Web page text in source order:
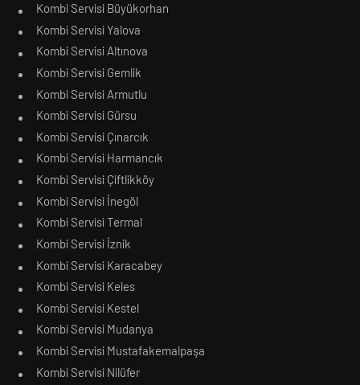
Kombi Servisi Büyükorhan
Kombi Servisi Yalova
Kombi Servisi Altınova
Kombi Servisi Gemlik
Kombi Servisi Armutlu
Kombi Servisi Gürsu
Kombi Servisi Çınarcık
Kombi Servisi Harmancık
Kombi Servisi Çiftlikköy
Kombi Servisi İnegöl
Kombi Servisi Termal
Kombi Servisi İznik
Kombi Servisi Karacabey
Kombi Servisi Keles
Kombi Servisi Kestel
Kombi Servisi Mudanya
Kombi Servisi Mustafakemalpaşa
Kombi Servisi Nilüfer